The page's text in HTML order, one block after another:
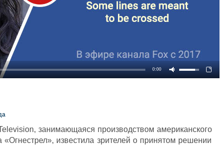
0:00
занимающаяся производством американского
«Огнестрел», известила зрителей о принятом решении